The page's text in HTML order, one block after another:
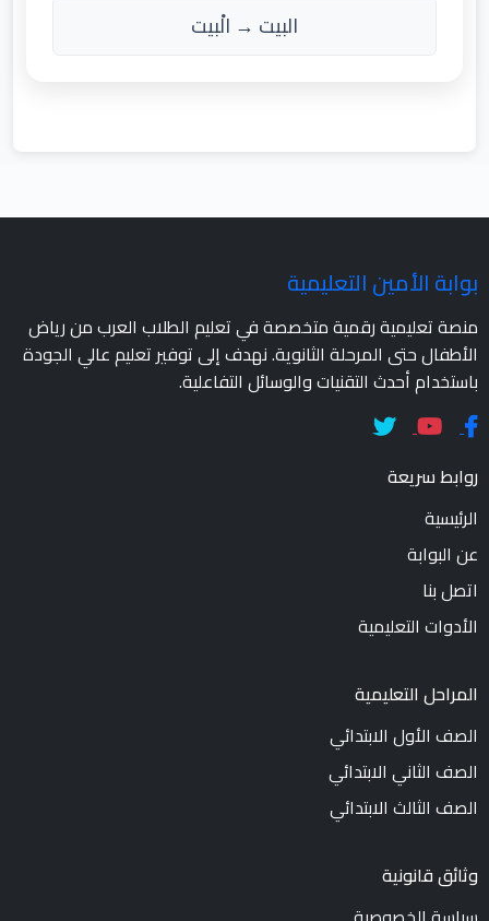
البيت → الْبيت
بوابة الأمين التعليمية
منصة تعليمية رقمية متخصصة في تعليم الطلاب العرب من رياض
الأطفال حتى المرحلة الثانوية. نهدف إلى توفير تعليم عالي الجودة
باستخدام أحدث التقنيات والوسائل التفاعلية.
روابط سريعة
الرئيسية
عن البوابة
اتصل بنا
الأدوات التعليمية
المراحل التعليمية
الصف الأول الابتدائي
الصف الثاني الابتدائي
الصف الثالث الابتدائي
وثائق قانونية